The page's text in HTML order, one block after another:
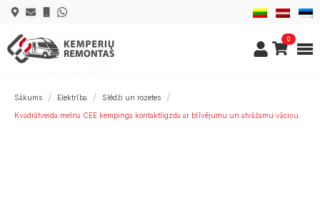
0
Sākums Elektrība Slēdži un rozetes
Kvadrātveida melna CEE kempinga kontaktligzda ar blīvējumu un atvāžamu vāciņu.